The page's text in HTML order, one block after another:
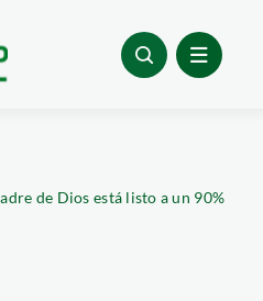
de Dios está listo a un 90%